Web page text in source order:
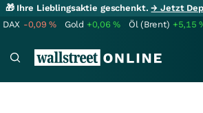
🎁 Ihre Lieblingsaktie geschenkt.→ Jetzt
DAX -0,09% Gold +0,06% Öl (Brent) +5,15